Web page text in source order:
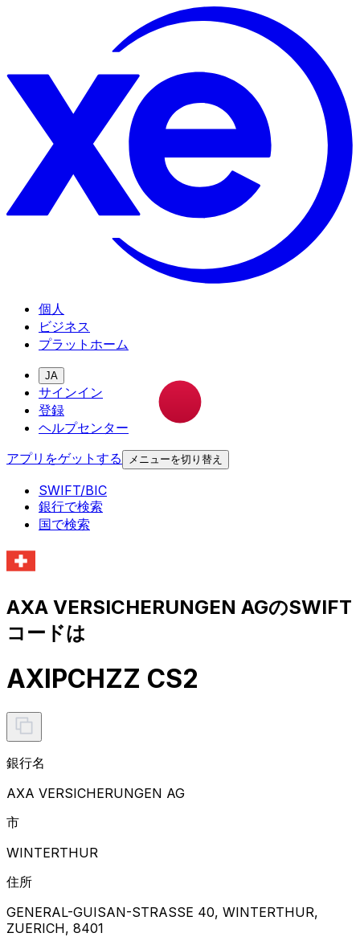
個人
ビジネス
プラットホーム
JA
サインイン
登録
ヘルプセンター
アプリをゲットする
メニューを切り替え
SWIFT/BIC
銀行で検索
国で検索
AXA VERSICHERUNGEN AGのSWIFT
コードは
AXIPCHZZ CS2
銀行名
AXA VERSICHERUNGEN AG
市
WINTERTHUR
住所
GENERAL-GUISAN-STRASSE 40, WINTERTHUR,
ZUERICH, 8401